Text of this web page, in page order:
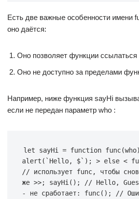
Есть две важные особенности имени
оно даётся:
Оно позволяет функции ссылаться
Оно не доступно за пределами
Например, ниже функция sayHi
если не передан параметр who :
let sayHi = function
alert(`Hello, $`); > else <
// использует func, чтобы
же >>; sayHi(); // Hello,
- не cработает: func(); //